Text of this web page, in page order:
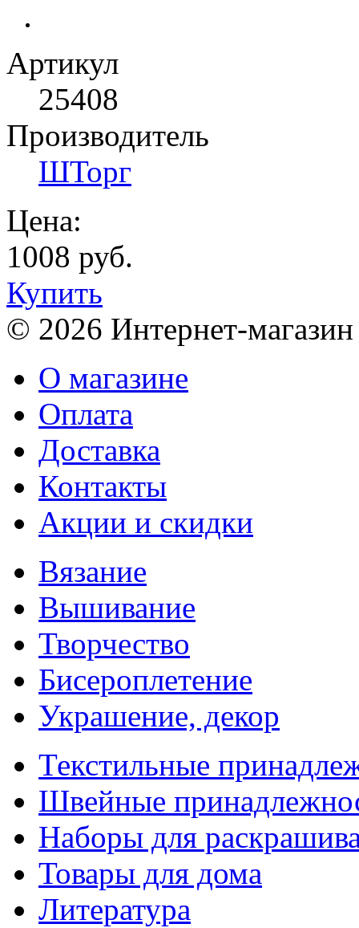
Артикул
25408
Производитель
ШТорг
Цена:
1008 руб.
Купить
© 2026 Интернет-
О магазине
Оплата
Доставка
Контакты
Акции и скидки
Вязание
Вышивание
Творчество
Бисероплетение
Украшение, декор
Текстильные
Швейные
Наборы для
Товары для дома
Литература